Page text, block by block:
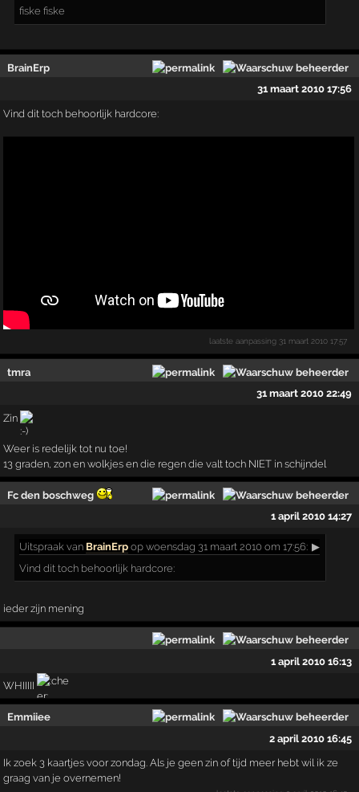
fiske fiske
BrainErp
31 maart 2010 17:56
Vind dit toch behoorlijk hardcore:
laatste aanpassing 31 maart 2010 17:57
tmra
31 maart 2010 22:49
Zin
Weer is redelijk tot nu toe!
13 graden, zon en wolkjes en die regen die valt toch NIET in schijndel
Fc den boschweg
1 april 2010 14:27
Uitspraak van BrainErp op woensdag 31 maart 2010 om 17:56: ▶
Vind dit toch behoorlijk hardcore:
ieder zijn mening
1 april 2010 16:13
WHIIIII
Emmiiee
2 april 2010 16:45
Ik zoek 3 kaartjes voor zondag. Als je geen zin of tijd meer hebt wil ik ze
graag van je overnemen!